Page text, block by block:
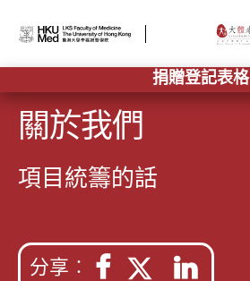
捐贈登記表格
關於我們
項目統籌的話
分享︰